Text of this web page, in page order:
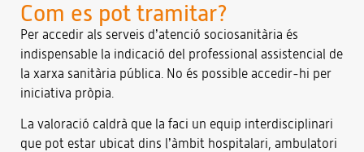
Com es pot tramitar?
Per accedir als serveis d’atenció sociosanitària és
indispensable la indicació del professional assistencial de
la xarxa sanitària pública. No és possible accedir-hi per
iniciativa pròpia.
La valoració caldrà que la faci un equip interdisciplinari
que pot estar ubicat dins l’àmbit hospitalari, ambulatori